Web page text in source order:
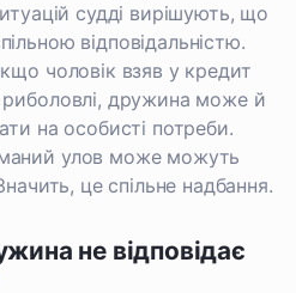
судді вирішують, що
відповідальністю.
чоловік взяв у кредит
дружина може й
на особисті потреби.
улов може можуть
це спільне надбання.
не відповідає